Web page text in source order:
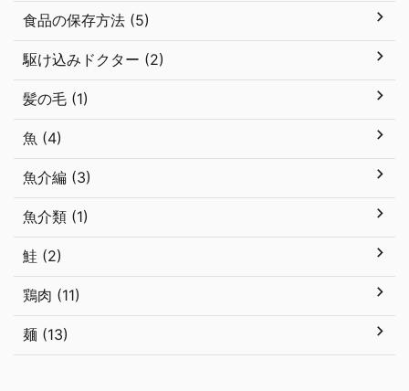
食品の保存方法 (5)
駆け込みドクター (2)
髪の毛 (1)
魚 (4)
魚介編 (3)
魚介類 (1)
鮭 (2)
鶏肉 (11)
麺 (13)